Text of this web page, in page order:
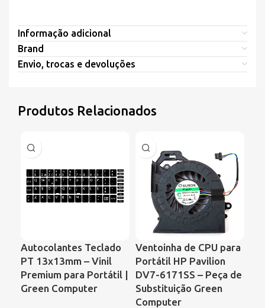
Informação adicional
Brand
Envio, trocas e devoluções
Produtos Relacionados
Autocolantes Teclado
PT 13x13mm – Vinil
Premium para Portátil |
Green Computer
Ventoinha de CPU para
Portátil HP Pavilion
DV7-6171SS – Peça de
Substituição Green
Computer